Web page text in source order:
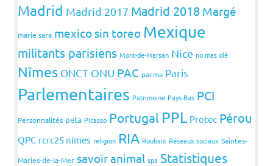
Madrid Madrid 2017 Madrid 2018 Margé
marie sara mexico sin toreo Mexique
militants parisiens Mont-de-Marsan Nice no mas olé
Nîmes ONCT ONU PAC pacma Paris
Parlementaires Patrimoine Pays-Bas PCI
Personnalités peta Picasso Portugal PPL Protec Pérou
QPC rcrc25 nimes religion RIA Roubaix Réseaux sociaux Saintes-
Maries-de-la-Mer savoir animal spa Statistiques